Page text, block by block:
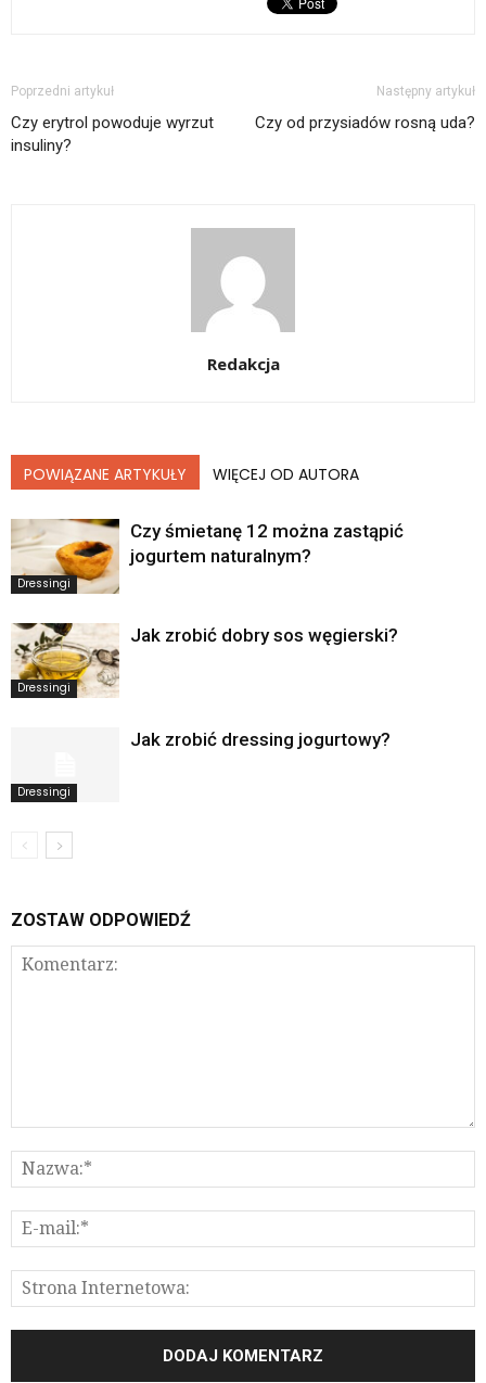
Poprzedni artykuł
Czy erytrol powoduje wyrzut
insuliny?
Następny artykuł
Czy od przysiadów rosną uda?
Redakcja
POWIĄZANE ARTYKUŁY WIĘCEJ OD AUTORA
Dressingi
Czy śmietanę 12 można zastąpić
jogurtem naturalnym?
Dressingi
Jak zrobić dobry sos węgierski?
Dressingi
Jak zrobić dressing jogurtowy?
ZOSTAW ODPOWIEDŹ